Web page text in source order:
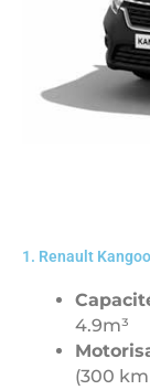
1. Renault
4.9m³
(300